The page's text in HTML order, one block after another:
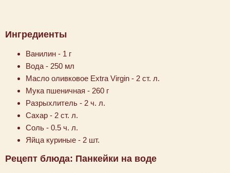
Ингредиенты
Ванилин - 1 г
Вода - 250 мл
Масло оливковое Extra Virgin - 2 ст. л.
Мука пшеничная - 260 г
Разрыхлитель - 2 ч. л.
Сахар - 2 ст. л.
Соль - 0.5 ч. л.
Яйца куриные - 2 шт.
Рецепт блюда: Панкейки на воде